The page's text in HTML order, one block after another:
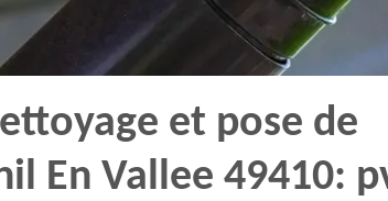
et pose de
En Vallee 49410: